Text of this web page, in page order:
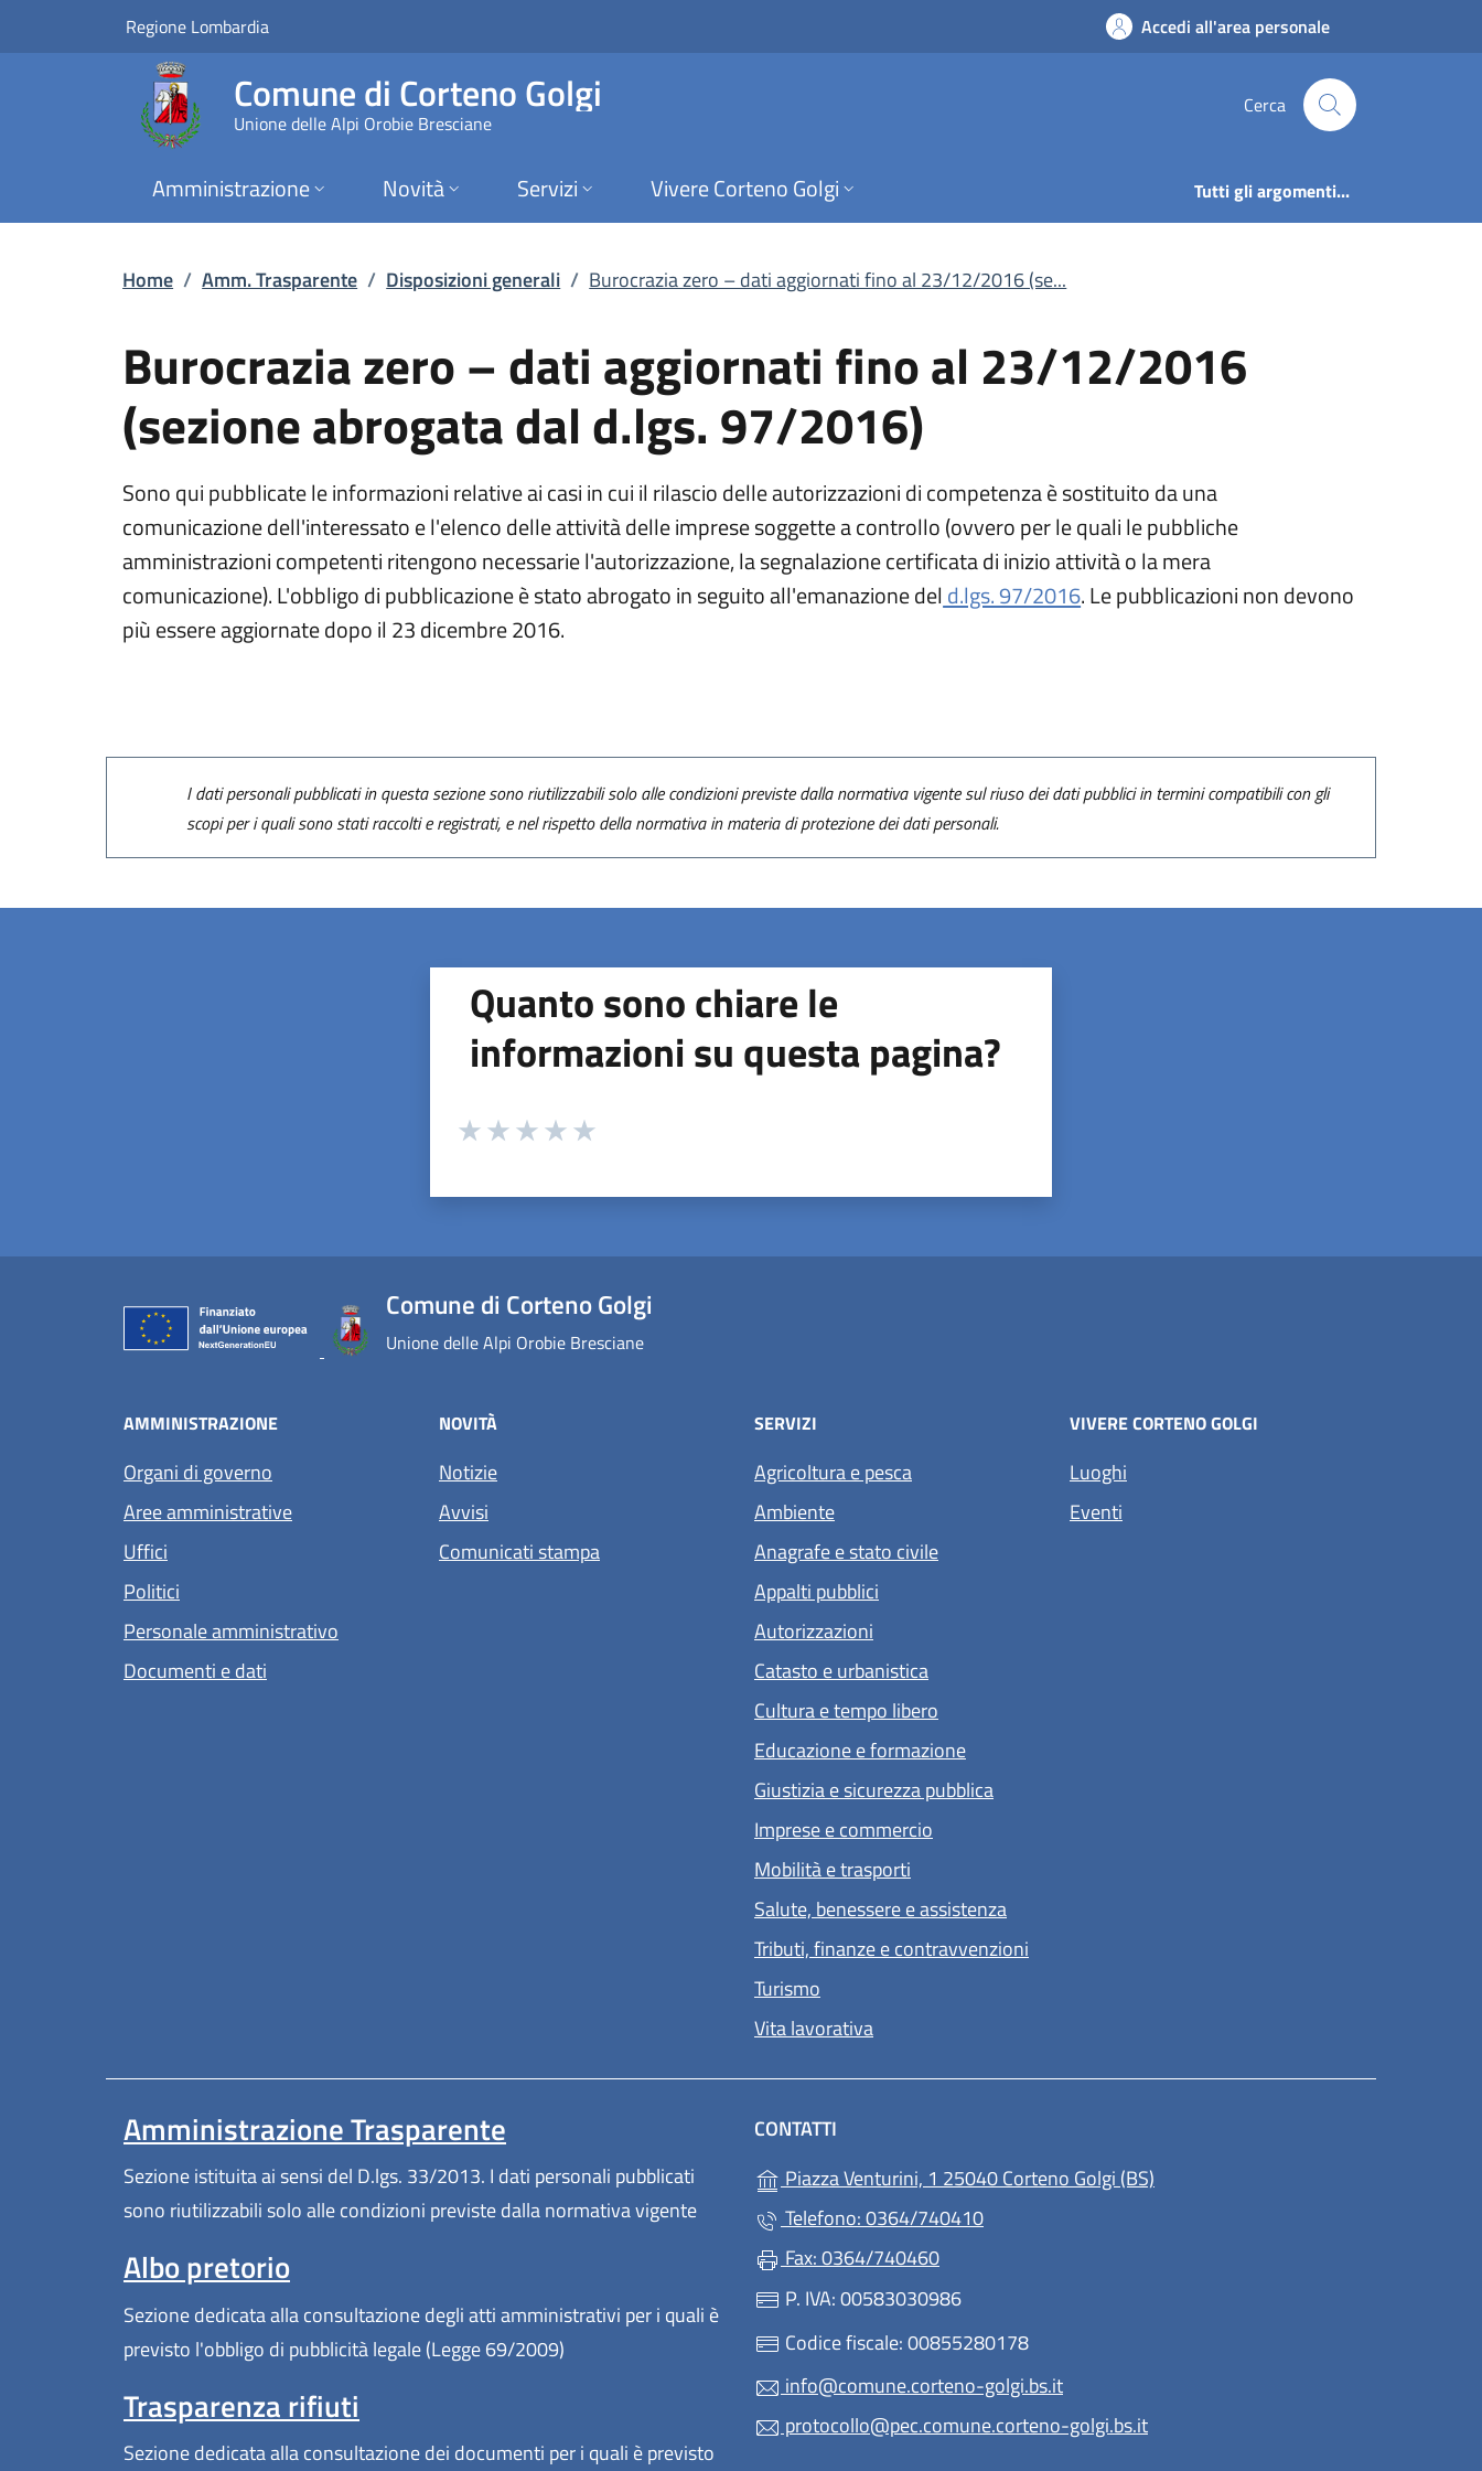
Vai al contenuto principale
Burocrazia zero – dati aggiornati fino al 23/12/2016
Regione Lombardia Accedi all'area personale
Comune di Corteno Golgi
Unione delle Alpi Orobie Bresciane
Cerca
Amministrazione Novità Servizi Vivere Corteno Golgi Tutti gli argomenti...
Home / Amm. Trasparente / Disposizioni generali / Burocrazia zero – dati aggiornati fino al 23/12/2016 (se...
Burocrazia zero – dati aggiornati fino al 23/12/2016
(sezione abrogata dal d.lgs. 97/2016)
Sono qui pubblicate le informazioni relative ai casi in cui il rilascio delle autorizzazioni di competenza è sostituito da una
comunicazione dell'interessato e l'elenco delle attività delle imprese soggette a controllo (ovvero per le quali le pubbliche
amministrazioni competenti ritengono necessarie l'autorizzazione, la segnalazione certificata di inizio attività o la mera
comunicazione). L'obbligo di pubblicazione è stato abrogato in seguito all'emanazione del d.lgs. 97/2016. Le pubblicazioni non devono
più essere aggiornate dopo il 23 dicembre 2016.
I dati personali pubblicati in questa sezione sono riutilizzabili solo alle condizioni previste dalla normativa vigente sul riuso dei dati pubblici in termini compatibili con gli
scopi per i quali sono stati raccolti e registrati, e nel rispetto della normativa in materia di protezione dei dati personali.
Quanto sono chiare le
informazioni su questa pagina?
Valuta da 1 a 5 stelle la pagina
Comune di Corteno Golgi
Unione delle Alpi Orobie Bresciane
AMMINISTRAZIONE
Organi di governo
Aree amministrative
Uffici
Politici
Personale amministrativo
Documenti e dati
NOVITÀ
Notizie
Avvisi
Comunicati stampa
SERVIZI
Agricoltura e pesca
Ambiente
Anagrafe e stato civile
Appalti pubblici
Autorizzazioni
Catasto e urbanistica
Cultura e tempo libero
Educazione e formazione
Giustizia e sicurezza pubblica
Imprese e commercio
Mobilità e trasporti
Salute, benessere e assistenza
Tributi, finanze e contravvenzioni
Turismo
Vita lavorativa
VIVERE CORTENO GOLGI
Luoghi
Eventi
Amministrazione Trasparente
Sezione istituita ai sensi del D.lgs. 33/2013. I dati personali pubblicati
sono riutilizzabili solo alle condizioni previste dalla normativa vigente
Albo pretorio
Sezione dedicata alla consultazione degli atti amministrativi per i quali è
previsto l'obbligo di pubblicità legale (Legge 69/2009)
Trasparenza rifiuti
Sezione dedicata alla consultazione dei documenti per i quali è previsto
CONTATTI
Piazza Venturini, 1 25040 Corteno Golgi (BS)
Telefono: 0364/740410
Fax: 0364/740460
P. IVA: 00583030986
Codice fiscale: 00855280178
info@comune.corteno-golgi.bs.it
protocollo@pec.comune.corteno-golgi.bs.it